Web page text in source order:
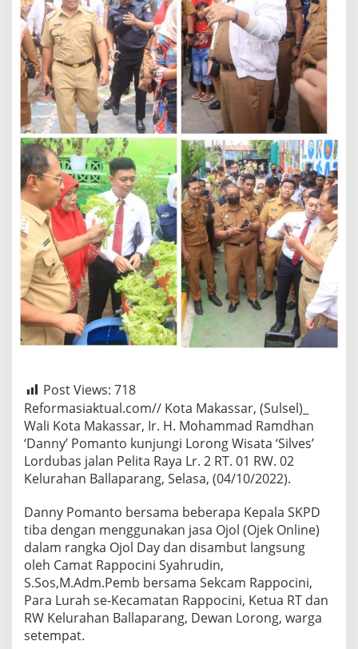
Post Views: 718
Reformasiaktual.com// Kota Makassar, (Sulsel)_
Wali Kota Makassar, Ir. H. Mohammad Ramdhan
‘Danny’ Pomanto kunjungi Lorong Wisata ‘Silves’
Lordubas jalan Pelita Raya Lr. 2 RT. 01 RW. 02
Kelurahan Ballaparang, Selasa, (04/10/2022).
Danny Pomanto bersama beberapa Kepala SKPD
tiba dengan menggunakan jasa Ojol (Ojek Online)
dalam rangka Ojol Day dan disambut langsung
oleh Camat Rappocini Syahrudin,
S.Sos,M.Adm.Pemb bersama Sekcam Rappocini,
Para Lurah se-Kecamatan Rappocini, Ketua RT dan
RW Kelurahan Ballaparang, Dewan Lorong, warga
setempat.